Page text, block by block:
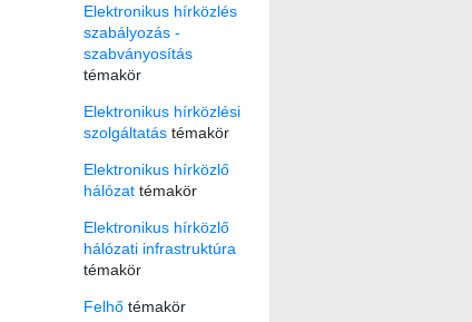
Elektronikus hírközlés
szabályozás -
szabványosítás
témakör
Elektronikus hírközlési
szolgáltatástémakör
Elektronikus hírközlő
hálózattémakör
Elektronikus hírközlő
hálózati infrastruktúra
témakör
Felhőtémakör